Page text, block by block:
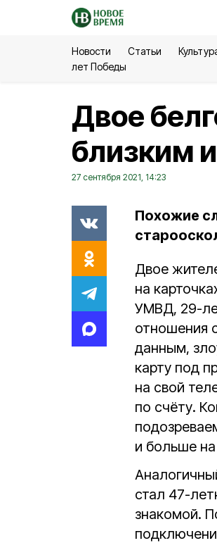
Новости Статьи
лет Победы
Двое
близким
27 сентября 2021, 14:23
Похожие
Двое
на
УМВД, 29-
отношения
данным,
карту под
на свой
по счёту.
и больше
стал 47-
знакомой.